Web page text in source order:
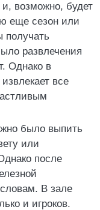
и, возможно, будет
еще сезон или
получать
развлечения
Однако в
все
было выпить
или
после
В зале
и игроков.